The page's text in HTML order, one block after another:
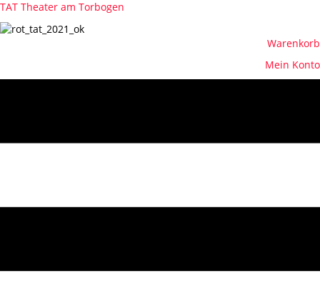
TAT Theater am Torbogen
Warenkorb
Mein Konto